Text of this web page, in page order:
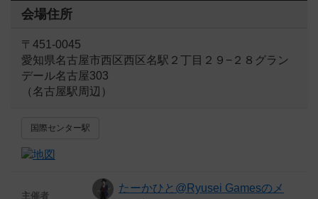
会場住所
〒451-0045
愛知県名古屋市西区西区名駅２丁目２９−２８グラン
デール名古屋303
（名古屋駅周辺）
国際センター駅
主催者
たーかひと@Ryusei Gamesのメ